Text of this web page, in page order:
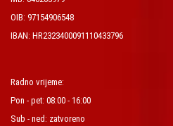
OIB: 97154906548
IBAN: HR2323400091110433796
Radno vrijeme:
Pon - pet: 08:00 - 16:00
Sub - ned: zatvoreno